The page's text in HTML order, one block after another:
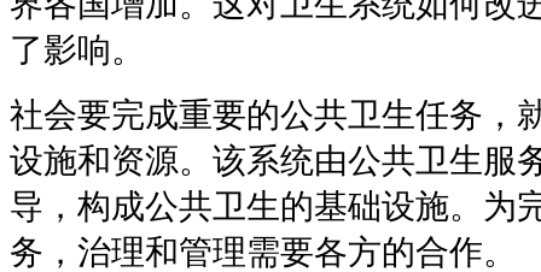
了影响。
社会要完成重要的公共卫生任务，
设施和资源。该系统由公共卫生服
导，构成公共卫生的基础设施。为
务，治理和管理需要各方的合作。